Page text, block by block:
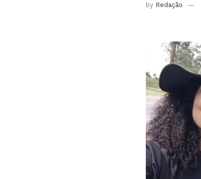
by Redação